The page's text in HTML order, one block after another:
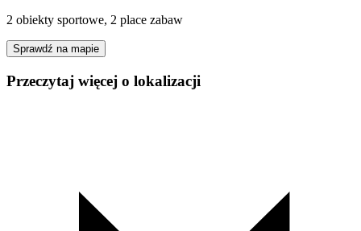
2 obiekty sportowe, 2 place zabaw
Sprawdź na mapie
Przeczytaj więcej o lokalizacji